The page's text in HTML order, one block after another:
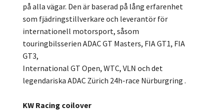
på alla vägar. Den är baserad på lång erfarenhet
som fjädringstillverkare och leverantör för
internationell motorsport, såsom
touringbilsserien ADAC GT Masters, FIA GT1, FIA
GT3,
International GT Open, WTC, VLN och det
legendariska ADAC Zürich 24h-race Nürburgring .
KW Racing coilover